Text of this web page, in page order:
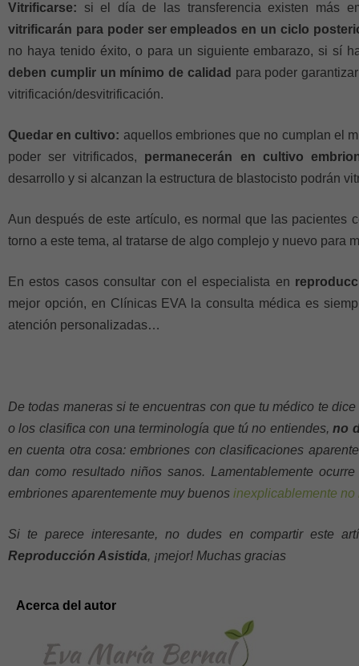
Vitrificarse: si el día de las transferencia existen más
vitrificarán para poder ser empleados en un ciclo
no haya tenido éxito, o para un siguiente embarazo, si sí
deben cumplir un mínimo de calidad para poder
vitrificación/desvitrificación.
Quedar en cultivo: aquellos embriones que no cumplan el
poder ser vitrificados, permanecerán en cultivo
desarrollo y si alcanzan la estructura de blastocisto podrán
Aun después de este artículo, es normal que las pacientes
torno a este tema, al tratarse de algo complejo y nuevo para
En estos casos consultar con el especialista en
mejor opción, en Clínicas EVA la consulta médica es
atención personalizadas…
De todas maneras si te encuentras con que tu médico te
o los clasifica con una terminología que tú no entiendes,no
en cuenta otra cosa: embriones con clasificaciones
dan como resultado niños sanos. Lamentablemente
embriones aparentemente muy buenos inexplicablemente no
Si te parece interesante, no dudes en compartir este
Reproducción Asistida, ¡mejor! Muchas gracias
Acerca del autor